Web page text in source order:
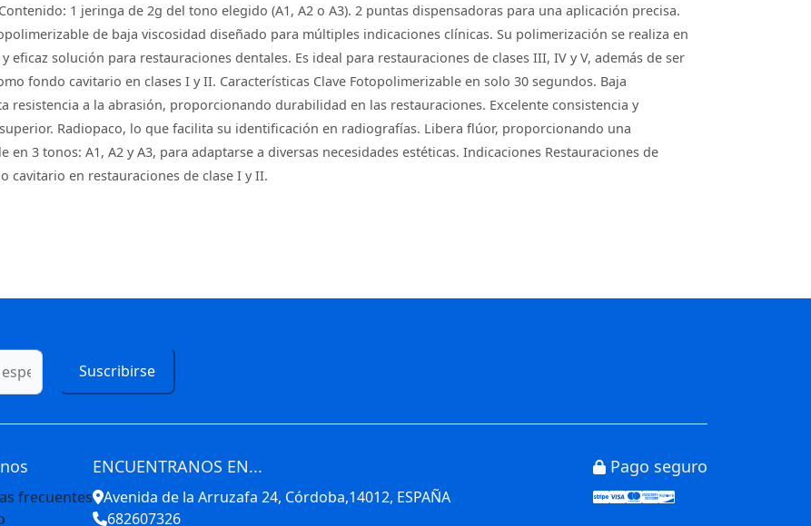
1 jeringa de 2g del tono elegido (A1, A2 o A3). 2 puntas dispensadoras para una aplicación precisa.
de baja viscosidad diseñado para múltiples indicaciones clínicas. Su polimerización se realiza en
solución para restauraciones dentales. Es ideal para restauraciones de clases III, IV y V, además de ser
fondo cavitario en clases I y II. Características Clave Fotopolimerizable en solo 30 segundos. Baja
resistencia a la abrasión, proporcionando durabilidad en las restauraciones. Excelente consistencia y
Radiopaco, lo que facilita su identificación en radiografías. Libera flúor, proporcionando una
3 tonos: A1, A2 y A3, para adaptarse a diversas necesidades estéticas. Indicaciones Restauraciones de
cavitario en restauraciones de clase I y II.
Suscribirse
frecuentes
ENCUENTRANOS EN...
Avenida de la Arruzafa 24, Córdoba,14012, ESPAÑA
682607326
Pago seguro
Stripe
VisaMastercard
American Express
Discover